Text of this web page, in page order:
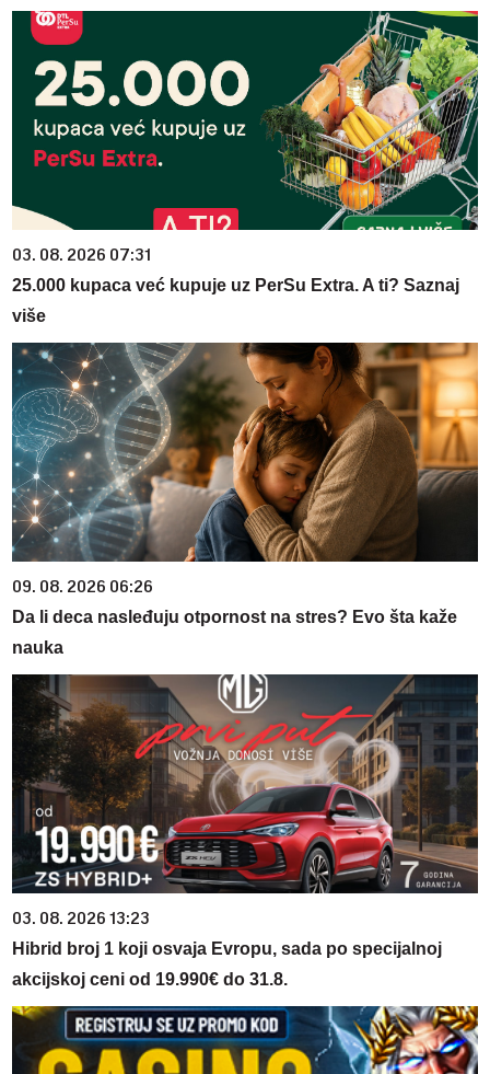
03. 08. 2026 07:31
25.000 kupaca već kupuje uz PerSu Extra. A ti? Saznaj
više
09. 08. 2026 06:26
Da li deca nasleđuju otpornost na stres? Evo šta kaže
nauka
03. 08. 2026 13:23
Hibrid broj 1 koji osvaja Evropu, sada po specijalnoj
akcijskoj ceni od 19.990€ do 31.8.